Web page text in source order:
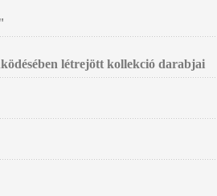
létrejött kollekció darabjai